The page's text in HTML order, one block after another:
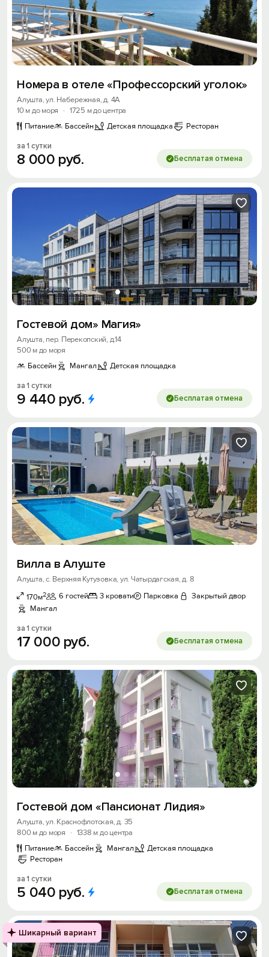
Номера в отеле «Профессорский уголок»
Алушта, ул. Набережная, д. 4А
10 м до моря
· 1725 м до центра
Питание
Бассейн Детская площадка Ресторан
за 1 сутки
8 000 руб. Бесплатая отмена
Гостевой дом» Магия»
Алушта, пер. Перекопский, д.14
500 м до моря
Бассейн
Мангал Детская площадка
за 1 сутки
9 440 руб. Бесплатая отмена
Вилла в Алуште
Алушта, с. Верхняя Кутузовка, ул. Чатырдагская, д. 8
170м2 6 гостей 3 кровати Парковка
Закрытый двор
Мангал
за 1 сутки
17 000 руб. Бесплатая отмена
Гостевой дом «Пансионат Лидия»
Алушта, ул. Краснофлотская, д. 35
800 м до моря
· 1338 м до центра
Питание
Бассейн Мангал
Детская площадка
Ресторан
за 1 сутки
5 040 руб. Бесплатая отмена
Шикарный вариант
Скидка −5%
Хочешь дешевле? Оставь почту и получи
промокод на первое бронирование!
Вход на сайт
Войти илиЗарегистрироваться